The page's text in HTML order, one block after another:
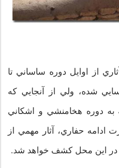
از اوايل دوره ساساني تا
شده، ولي از آنجايي كه
به دوره هخامنشي و اشكاني
ادامه حفاري، آثار مهمي از
در اين محل كشف خواهد شد.